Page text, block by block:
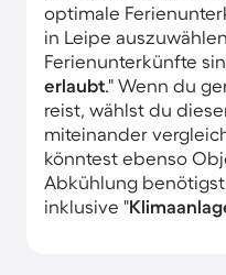
optimale
in Leipe
Ferienunterkünfte
erlaubt." Wenn du
reist, wählst du
miteinander
könntest ebenso
Abkühlung
inklusive "